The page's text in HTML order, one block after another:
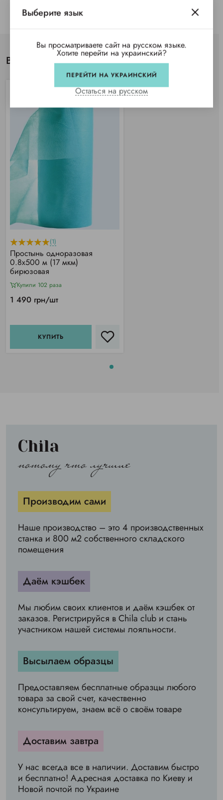
Вы просматривали
(1)
Простынь одноразовая
0.8х500 м (17 мкм)
бирюзовая
Купили 102 раза
1 490 грн/шт
КУПИТЬ
Chila
потому что лучшие
Производим сами
Наше производство – это 4 производственных
станка и 800 м2 собственного складского
помещения
Даём кэшбек
Мы любим своих клиентов и даём кэшбек от
заказов. Регистрируйся в Chila club и стань
участником нашей системы лояльности.
Высылаем образцы
Предоставляем бесплатные образцы любого
товара за свой счет, качественно
консультируем, знаем всё о своём товаре
Доставим завтра
У нас всегда все в наличии. Доставим быстро
и бесплатно! Адресная доставка по Киеву и
Новой почтой по Украине
Выберите язык
Вы просматриваете сайт на русском языке.
Хотите перейти на украинский?
ПЕРЕЙТИ НА УКРАИНСКИЙ
Остаться на русском